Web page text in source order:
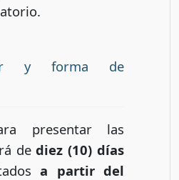
y forma de
presentar las
dediez (10) días
a partir del